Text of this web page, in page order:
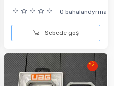
0 bahalandyrma
Sebede goş